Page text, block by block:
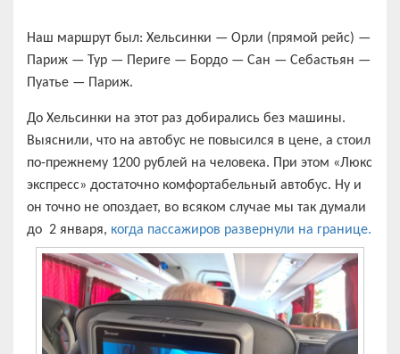
Наш маршрут был: Хельсинки — Орли (прямой рейс) —
Париж — Тур — Периге — Бордо — Сан — Себастьян —
Пуатье — Париж.
До Хельсинки на этот раз добирались без машины.
Выяснили, что на автобус не повысился в цене, а стоил
по-прежнему 1200 рублей на человека. При этом «Люкс
экспресс» достаточно комфортабельный автобус. Ну и
он точно не опоздает, во всяком случае мы так думали
до 2 января, когда пассажиров развернули на границе.